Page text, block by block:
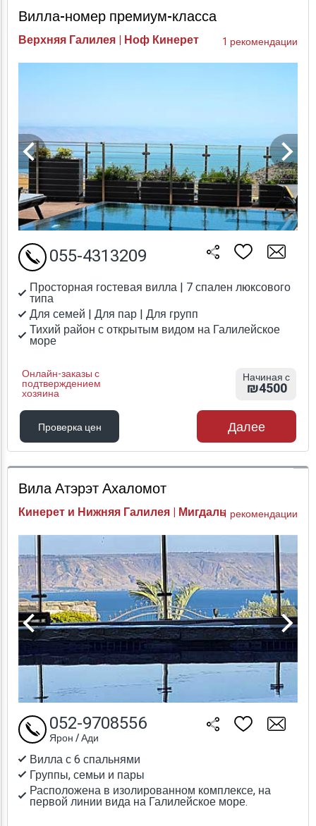
Вилла-номер премиум-класса
Верхняя Галилея | Ноф Кинерет 1 рекомендации
Просторная гостевая вилла | 7 спален люксового
типа
Для семей | Для пар | Для групп
Тихий район с открытым видом на Галилейское
море
Онлайн-заказы с
подтверждением
хозяина
055-4313209
Начиная с
₪4500
Проверка цен
Проверка цен
Далее
Вила Атэрэт Ахаломот
Кинерет и Нижняя Галилея | Мигдаль1 рекомендации
Вилла с 6 спальнями
Группы, семьи и пары
Расположена в изолированном комплексе, на
первой линии вида на Галилейское море.
052-9708556
Ярон / Ади